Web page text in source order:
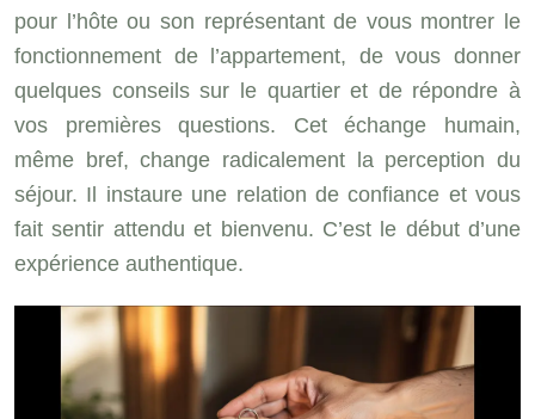
pour l’hôte ou son représentant de vous montrer le
fonctionnement de l’appartement, de vous donner
quelques conseils sur le quartier et de répondre à
vos premières questions. Cet échange humain,
même bref, change radicalement la perception du
séjour. Il instaure une relation de confiance et vous
fait sentir attendu et bienvenu. C’est le début d’une
expérience authentique.